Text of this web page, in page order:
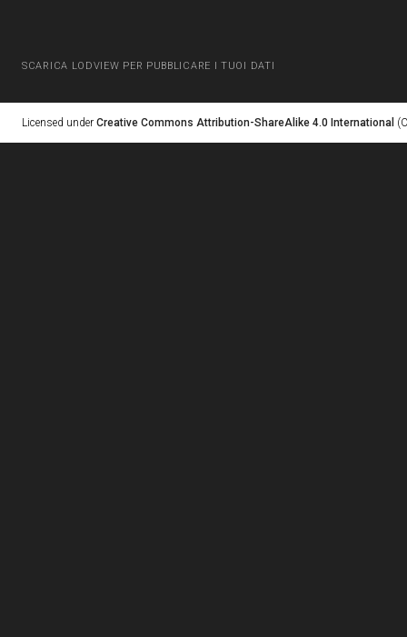
SCARICA LODVIEW PER PUBBLICARE I TUOI DATI
Licensed under Creative Commons Attribution-ShareAlike 4.0 International